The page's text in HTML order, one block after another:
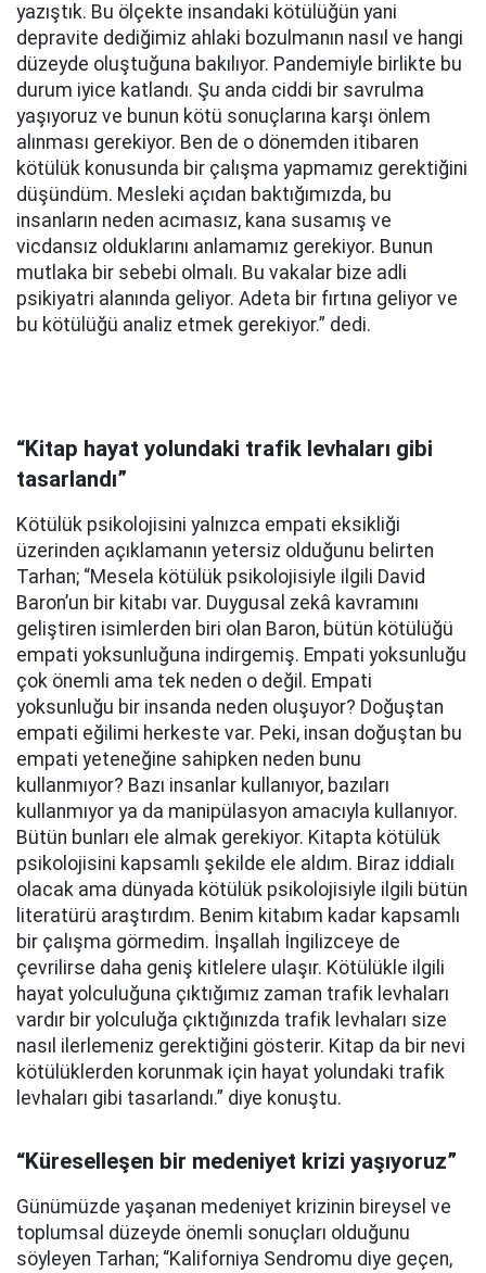
yazıştık. Bu ölçekte insandaki kötülüğün yani
depravite dediğimiz ahlaki bozulmanın nasıl ve hangi
düzeyde oluştuğuna bakılıyor. Pandemiyle birlikte bu
durum iyice katlandı. Şu anda ciddi bir savrulma
yaşıyoruz ve bunun kötü sonuçlarına karşı önlem
alınması gerekiyor. Ben de o dönemden itibaren
kötülük konusunda bir çalışma yapmamız gerektiğini
düşündüm. Mesleki açıdan baktığımızda, bu
insanların neden acımasız, kana susamış ve
vicdansız olduklarını anlamamız gerekiyor. Bunun
mutlaka bir sebebi olmalı. Bu vakalar bize adli
psikiyatri alanında geliyor. Adeta bir fırtına geliyor ve
bu kötülüğü analiz etmek gerekiyor.” dedi.
“Kitap hayat yolundaki trafik levhaları gibi
tasarlandı”
Kötülük psikolojisini yalnızca empati eksikliği
üzerinden açıklamanın yetersiz olduğunu belirten
Tarhan; “Mesela kötülük psikolojisiyle ilgili David
Baron’un bir kitabı var. Duygusal zekâ kavramını
geliştiren isimlerden biri olan Baron, bütün kötülüğü
empati yoksunluğuna indirgemiş. Empati yoksunluğu
çok önemli ama tek neden o değil. Empati
yoksunluğu bir insanda neden oluşuyor? Doğuştan
empati eğilimi herkeste var. Peki, insan doğuştan bu
empati yeteneğine sahipken neden bunu
kullanmıyor? Bazı insanlar kullanıyor, bazıları
kullanmıyor ya da manipülasyon amacıyla kullanıyor.
Bütün bunları ele almak gerekiyor. Kitapta kötülük
psikolojisini kapsamlı şekilde ele aldım. Biraz iddialı
olacak ama dünyada kötülük psikolojisiyle ilgili bütün
literatürü araştırdım. Benim kitabım kadar kapsamlı
bir çalışma görmedim. İnşallah İngilizceye de
çevrilirse daha geniş kitlelere ulaşır. Kötülükle ilgili
hayat yolculuğuna çıktığımız zaman trafik levhaları
vardır bir yolculuğa çıktığınızda trafik levhaları size
nasıl ilerlemeniz gerektiğini gösterir. Kitap da bir nevi
kötülüklerden korunmak için hayat yolundaki trafik
levhaları gibi tasarlandı.” diye konuştu.
“Küreselleşen bir medeniyet krizi yaşıyoruz”
Günümüzde yaşanan medeniyet krizinin bireysel ve
toplumsal düzeyde önemli sonuçları olduğunu
söyleyen Tarhan; “Kaliforniya Sendromu diye geçen,